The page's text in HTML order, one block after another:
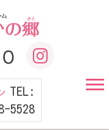
TEL:
5528